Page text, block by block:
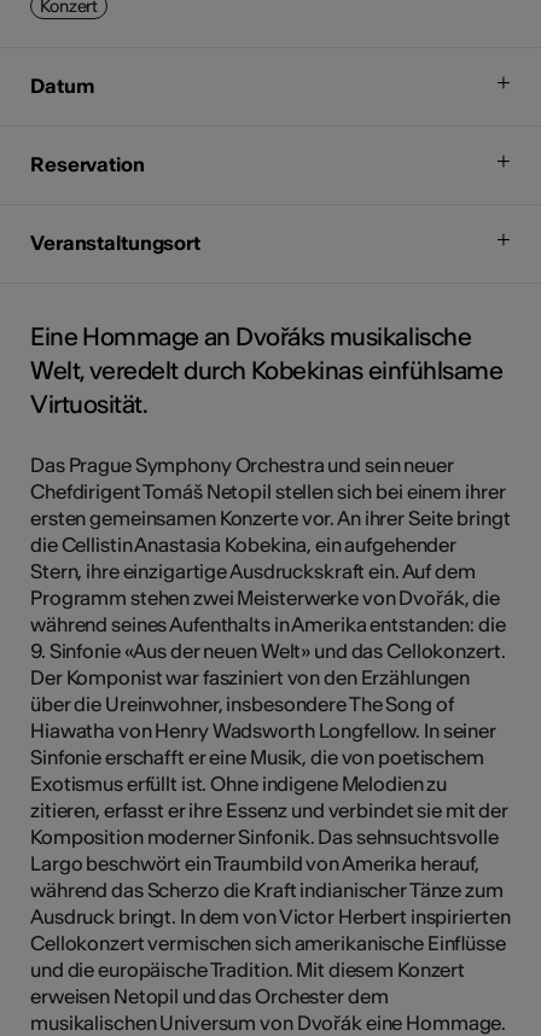
Konzert
Datum
Reservation
Veranstaltungsort
Eine Hommage an Dvořáks musikalische
Welt, veredelt durch Kobekinas einfühlsame
Virtuosität.
Das Prague Symphony Orchestra und sein neuer
Chefdirigent Tomáš Netopil stellen sich bei einem ihrer
ersten gemeinsamen Konzerte vor. An ihrer Seite bringt
die Cellistin Anastasia Kobekina, ein aufgehender
Stern, ihre einzigartige Ausdruckskraft ein. Auf dem
Programm stehen zwei Meisterwerke von Dvořák, die
während seines Aufenthalts in Amerika entstanden: die
9. Sinfonie «Aus der neuen Welt» und das Cellokonzert.
Der Komponist war fasziniert von den Erzählungen
über die Ureinwohner, insbesondere The Song of
Hiawatha von Henry Wadsworth Longfellow. In seiner
Sinfonie erschafft er eine Musik, die von poetischem
Exotismus erfüllt ist. Ohne indigene Melodien zu
zitieren, erfasst er ihre Essenz und verbindet sie mit der
Komposition moderner Sinfonik. Das sehnsuchtsvolle
Largo beschwört ein Traumbild von Amerika herauf,
während das Scherzo die Kraft indianischer Tänze zum
Ausdruck bringt. In dem von Victor Herbert inspirierten
Cellokonzert vermischen sich amerikanische Einflüsse
und die europäische Tradition. Mit diesem Konzert
erweisen Netopil und das Orchester dem
musikalischen Universum von Dvořák eine Hommage.